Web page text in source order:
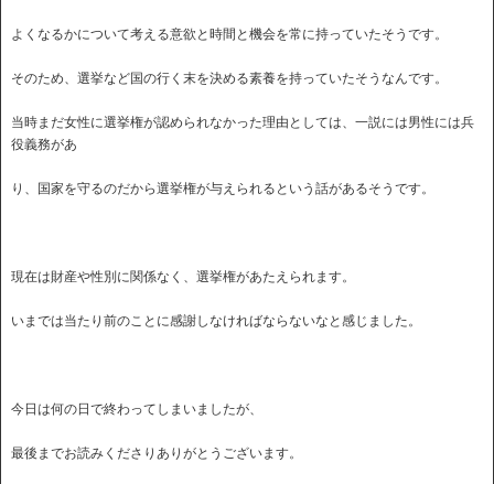
よくなるかについて考える意欲と時間と機会を常に持っていたそうです。
そのため、選挙など国の行く末を決める素養を持っていたそうなんです。
当時まだ女性に選挙権が認められなかった理由としては、一説には男性には兵
役義務があ
り、国家を守るのだから選挙権が与えられるという話があるそうです。
現在は財産や性別に関係なく、選挙権があたえられます。
いまでは当たり前のことに感謝しなければならないなと感じました。
今日は何の日で終わってしまいましたが、
最後までお読みくださりありがとうございます。